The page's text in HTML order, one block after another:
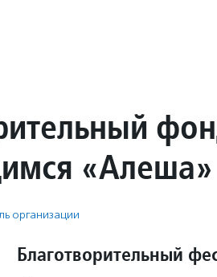
организации
Благотворительный